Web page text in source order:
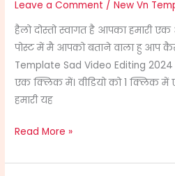
Leave a Comment /New Vn
हैलो दोस्तो स्वागत है आपका हमारी
पोस्ट में मै आपको बताने वाला हु आप
Template Sad Video Editing
एक क्लिक में। वीडियो को 1 क्लिक
हमारी यह
Read More »